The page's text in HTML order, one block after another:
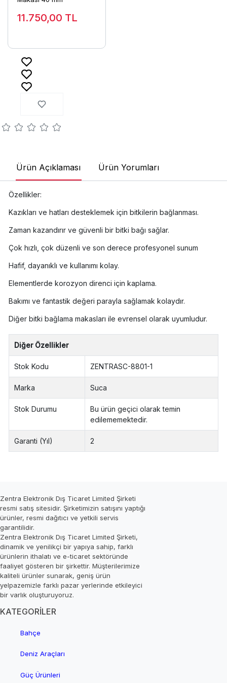
11.750,00 TL
Ürün Açıklaması Ürün Yorumları
Özellikler:
Kazıkları ve hatları desteklemek için bitkilerin bağlanması.
Zaman kazandırır ve güvenli bir bitki bağı sağlar.
Çok hızlı, çok düzenli ve son derece profesyonel sunum
Hafif, dayanıklı ve kullanımı kolay.
Elementlerde korozyon direnci için kaplama.
Bakımı ve fantastik değeri parayla sağlamak kolaydır.
Diğer bitki bağlama makasları ile evrensel olarak uyumludur.
Diğer Özellikler
Stok Kodu ZENTRASC-8801-1
Marka Suca
Stok Durumu
Bu ürün geçici olarak temin
edilememektedir.
Garanti (Yıl) 2
Zentra Elektronik Dış Ticaret Limited Şirketi
resmi satış sitesidir. Şirketimizin satışını yaptığı
ürünler, resmi dağıtıcı ve yetkili servis
garantilidir.
Zentra Elektronik Dış Ticaret Limited Şirketi,
dinamik ve yenilikçi bir yapıya sahip, farklı
ürünlerin ithalatı ve e-ticaret sektöründe
faaliyet gösteren bir şirkettir. Müşterilerimize
kaliteli ürünler sunarak, geniş ürün
yelpazemizle farklı pazar yerlerinde etkileyici
bir varlık oluşturuyoruz.
KATEGORİLER
Bahçe
Deniz Araçları
Güç Ürünleri